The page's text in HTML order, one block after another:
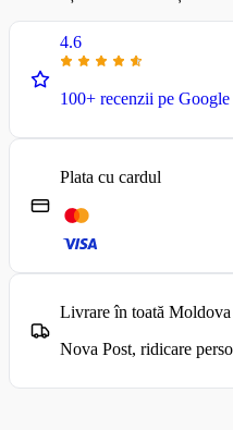
4.6
100+ recenzii pe Google
Plata cu cardul
Livrare în toată Moldova
Nova Post, ridicare